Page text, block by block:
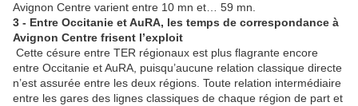
Avignon Centre varient entre 10 mn et… 59 mn.
3 - Entre Occitanie et AuRA, les temps de correspondance à
Avignon Centre frisent l’exploit
Cette césure entre TER régionaux est plus flagrante encore
entre Occitanie et AuRA, puisqu’aucune relation classique directe
n’est assurée entre les deux régions. Toute relation intermédiaire
entre les gares des lignes classiques de chaque région de part et